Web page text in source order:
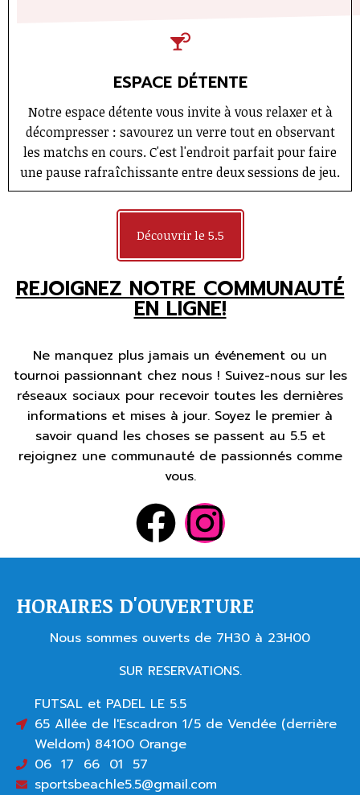
ESPACE DÉTENTE
Notre espace détente vous invite à vous relaxer et à
décompresser : savourez un verre tout en observant
les matchs en cours. C'est l'endroit parfait pour faire
une pause rafraîchissante entre deux sessions de jeu.
Découvrir le 5.5
REJOIGNEZ NOTRE COMMUNAUTÉ
EN LIGNE!
Ne manquez plus jamais un événement ou un
tournoi passionnant chez nous ! Suivez-nous sur les
réseaux sociaux pour recevoir toutes les dernières
informations et mises à jour. Soyez le premier à
savoir quand les choses se passent au 5.5 et
rejoignez une communauté de passionnés comme
vous.
HORAIRES D'OUVERTURE
Nous sommes ouverts de 7H30 à 23H00
SUR RESERVATIONS.
FUTSAL et PADEL LE 5.5
65 Allée de l'Escadron 1/5 de Vendée (derrière
Weldom) 84100 Orange
06 17 66 01 57
sportsbeachle5.5@gmail.com